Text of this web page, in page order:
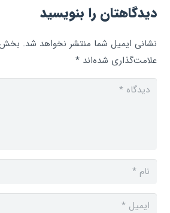
دیدگاهتان را بنویسید
نشانی ایمیل شما منتشر نخواهد شد.
علامت‌گذاری شده‌اند*